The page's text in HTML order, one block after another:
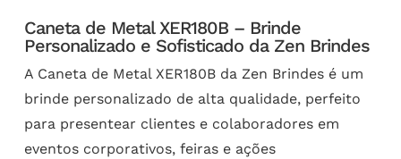
Caneta de Metal XER180B – Brinde
Personalizado e Sofisticado da Zen Brindes
A Caneta de Metal XER180B da Zen Brindes é um
brinde personalizado de alta qualidade, perfeito
para presentear clientes e colaboradores em
eventos corporativos, feiras e ações